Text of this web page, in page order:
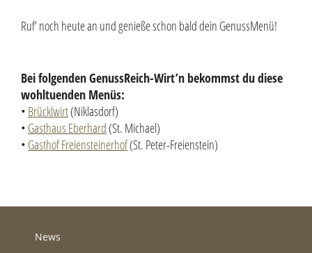
Ruf’ noch heute an und genieße schon bald dein Genuss­Menü!
Bei folgenden GenussReich-Wirt’n bekommst du diese
wohltuenden Menüs:
• Brücklwirt(Niklasdorf)
• Gasthaus Eberhard (St. Michael)
• Gasthof Freiensteinerhof(St. Peter-Freienstein)
News